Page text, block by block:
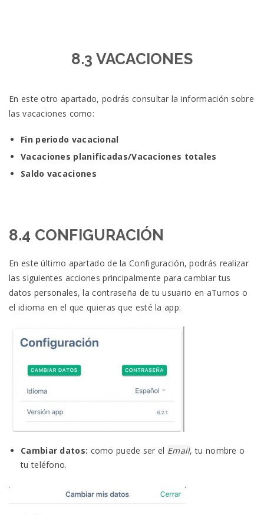
8.3 VACACIONES
En este otro apartado, podrás consultar la información sobre
las vacaciones como:
Fin periodo vacacional
Vacaciones planificadas/Vacaciones totales
Saldo vacaciones
8.4 CONFIGURACIÓN
En este último apartado de la Configuración, podrás realizar
las siguientes acciones principalmente para cambiar tus
datos personales, la contraseña de tu usuario en aTurnos o
el idioma en el que quieras que esté la app:
Cambiar datos: como puede ser el Email, tu nombre o
tu teléfono.